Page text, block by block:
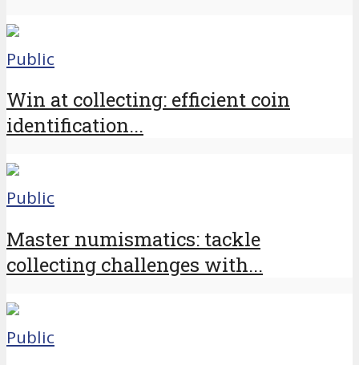
Public
Win at collecting: efficient coin
identification...
Public
Master numismatics: tackle
collecting challenges with...
Public